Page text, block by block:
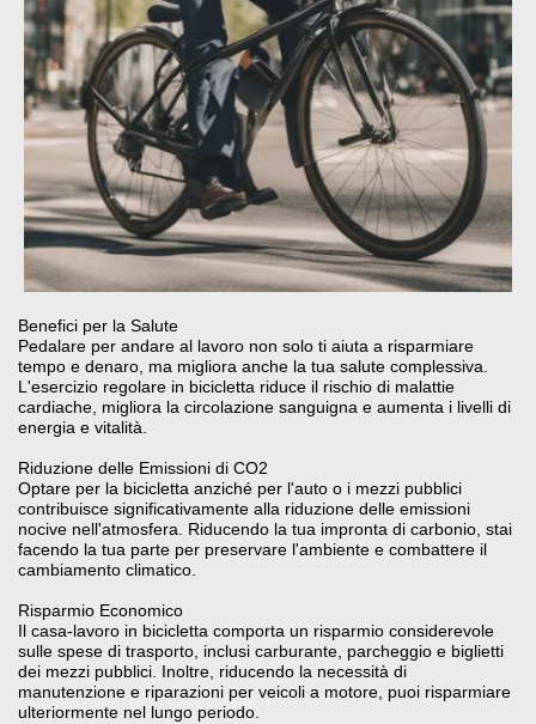
Benefici per la Salute
Pedalare per andare al lavoro non solo ti aiuta a risparmiare
tempo e denaro, ma migliora anche la tua salute complessiva.
L'esercizio regolare in bicicletta riduce il rischio di malattie
cardiache, migliora la circolazione sanguigna e aumenta i livelli di
energia e vitalità.
Riduzione delle Emissioni di CO2
Optare per la bicicletta anziché per l'auto o i mezzi pubblici
contribuisce significativamente alla riduzione delle emissioni
nocive nell'atmosfera. Riducendo la tua impronta di carbonio, stai
facendo la tua parte per preservare l'ambiente e combattere il
cambiamento climatico.
Risparmio Economico
Il casa-lavoro in bicicletta comporta un risparmio considerevole
sulle spese di trasporto, inclusi carburante, parcheggio e biglietti
dei mezzi pubblici. Inoltre, riducendo la necessità di
manutenzione e riparazioni per veicoli a motore, puoi risparmiare
ulteriormente nel lungo periodo.